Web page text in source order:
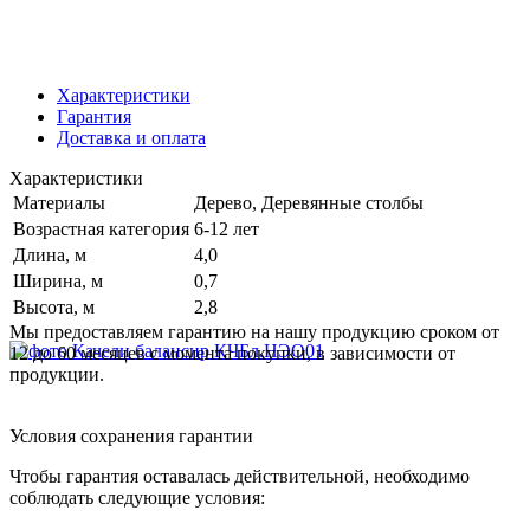
Характеристики
Гарантия
Доставка и оплата
Характеристики
Материалы
Дерево, Деревянные столбы
Возрастная категория 6-12 лет
Длина, м
4,0
Ширина, м
0,7
Высота, м
2,8
Мы предоставляем гарантию на нашу продукцию сроком от
12 до 60 месяцев с момента покупки, в зависимости от
продукции.
Условия сохранения гарантии
Чтобы гарантия оставалась действительной, необходимо
соблюдать следующие условия: